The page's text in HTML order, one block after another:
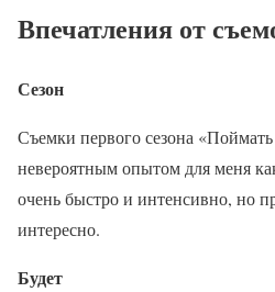
Впечатления от
Сезон
Съемки первого сезона
невероятным опытом для меня
очень быстро и интенсивно, но
интересно.
Будет